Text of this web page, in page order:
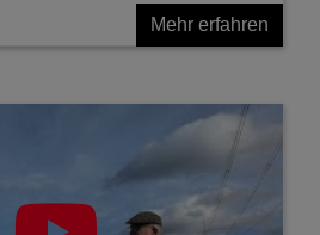
Mehr erfahren